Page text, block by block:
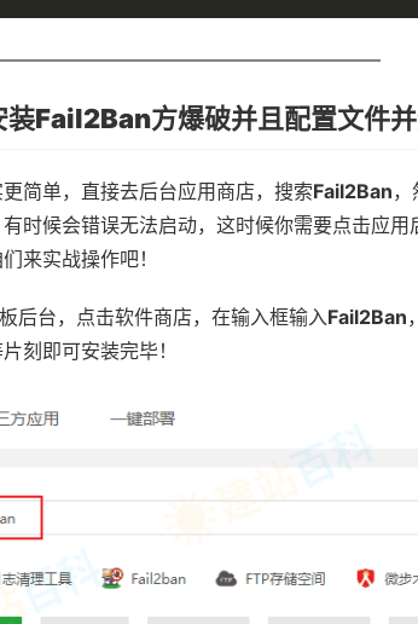
装Fail2Ban方爆破并且配置文件并
简单，直接去后台应用商店，搜索Fail2Ban
时候会错误无法启动，这时候你需要点击应
来实战操作吧！
后台，点击软件商店，在输入框输入Fail2Ban
刻即可安装完毕！